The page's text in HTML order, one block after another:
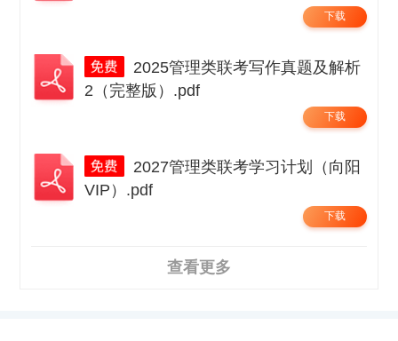
下载
2（完整版）.pdf
下载
VIP）.pdf
下载
查看更多